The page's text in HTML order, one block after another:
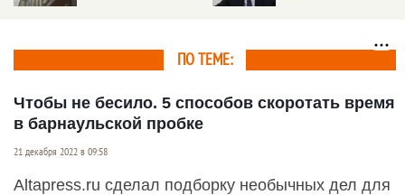
ПО ТЕМЕ:
Чтобы не бесило. 5 способов скоротать время
в барнаульской пробке
21 декабря 2022 в 09:58
Altapress.ru сделал подборку необычных дел для